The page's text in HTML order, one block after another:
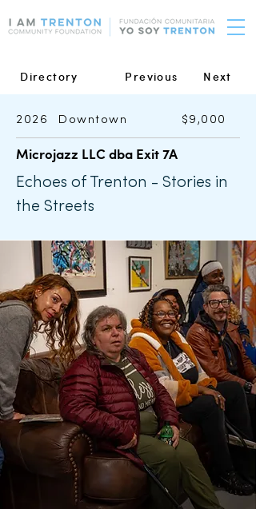
Directory Previous Next
2026 Downtown $9,000
Microjazz LLC dba Exit 7A
Echoes of Trenton - Stories in
the Streets